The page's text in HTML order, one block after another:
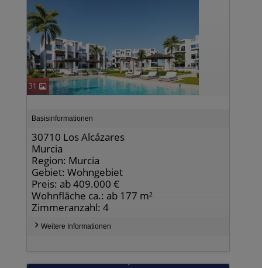
31
Basisinformationen
30710 Los Alcázares
Murcia
Region: Murcia
Gebiet: Wohngebiet
Preis: ab 409.000 €
Wohnfläche ca.: ab 177 m²
Zimmeranzahl: 4
Weitere Informationen